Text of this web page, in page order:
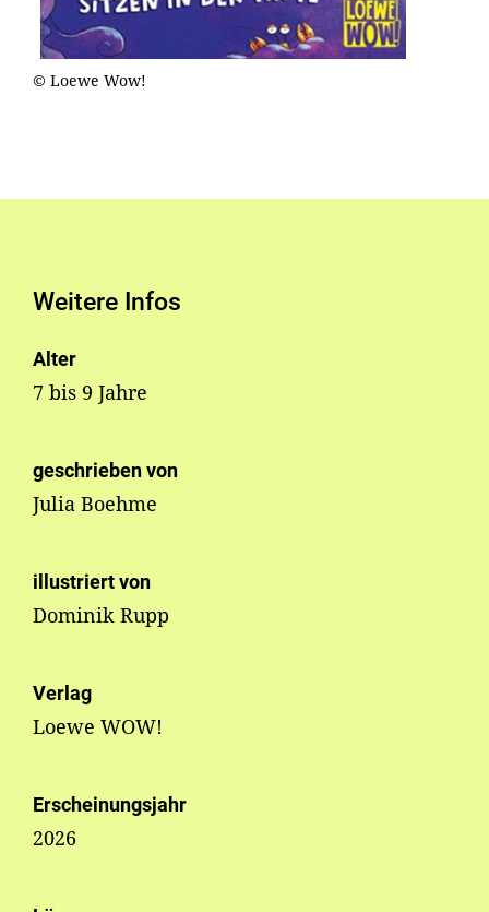
© Loewe Wow!
Weitere Infos
Alter
7 bis 9 Jahre
geschrieben von
Julia Boehme
illustriert von
Dominik Rupp
Verlag
Loewe WOW!
Erscheinungsjahr
2026